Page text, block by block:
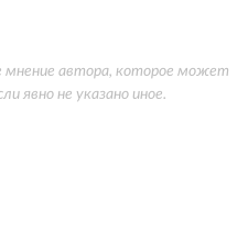
автора, которое может
явно не указано иное.